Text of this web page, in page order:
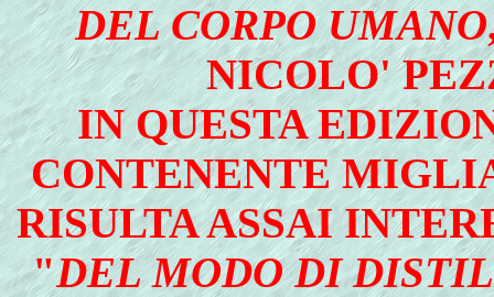
DEL CORPO UMANO
NICOLO'
IN QUESTA
CONTENENTE
RISULTA ASSAI
"DEL MODO DI